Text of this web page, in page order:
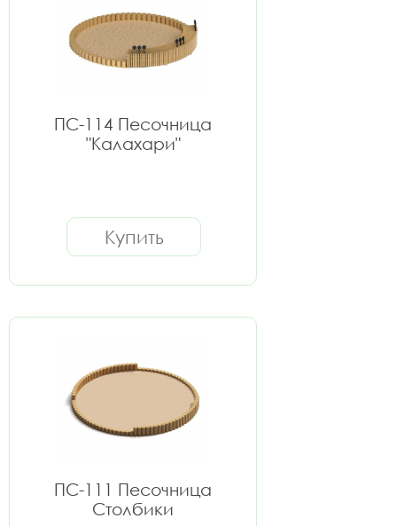
ПС-114 Песочница
"Калахари"
Купить
ПС-111 Песочница
Столбики